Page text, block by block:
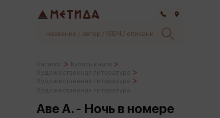
Аве А. - Ночь в номере